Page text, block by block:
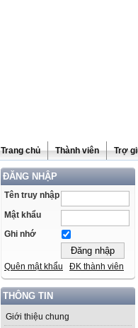
Trang chủ Thành viên Trợ
ĐĂNG NHẬP
Tên truy nhập
Mật khẩu
Ghi nhớ
Quên mật khẩu ĐK thành viên
THÔNG TIN
Giới thiệu chung